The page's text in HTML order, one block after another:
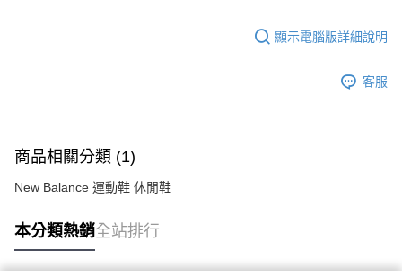
顯示電腦版詳細說明
客服
商品相關分類 (1)
New Balance 運動鞋 休閒鞋
本分類熱銷全站排行